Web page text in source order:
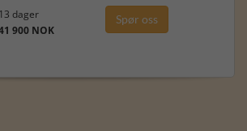
13 dager
900 NOK
Spør oss